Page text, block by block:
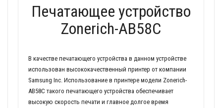
Печатающее устройство
Zonerich-AB58C
В качестве печатающего устройства в данном устройстве
использован высококачественный принтер от компании
Samsung Inc. Использование в принтере модели Zonerich-
AB58C такого печатающего устройства обеспечивает
высокую скорость печати и главное долгое время